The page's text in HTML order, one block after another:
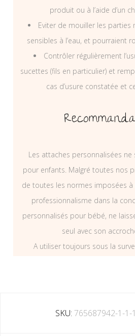
produit ou à l’aide d’un
Eviter de mouiller les parties
sensibles à l’eau, et pourraient
Contrôler régulièrement
sucettes (fils en particulier) et
cas d’usure constatée et
Les attaches personnalisées
pour enfants. Malgré toutes nos
de toutes les normes imposées
professionnalisme dans la
personnalisés pour bébé, ne
seul avec son
A utiliser toujours sous la
SKU: 765687942-1-1-